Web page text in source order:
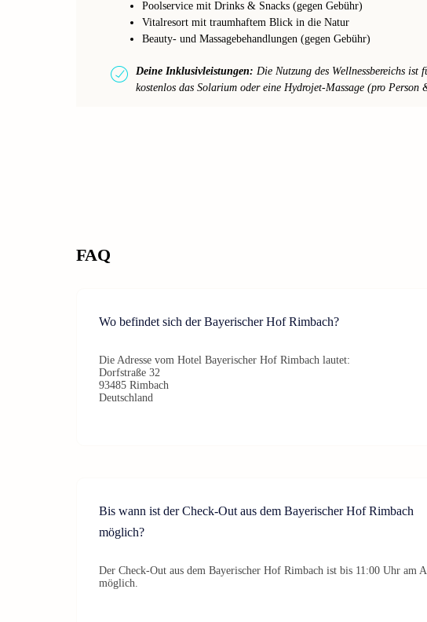
Poolservice mit Drinks & Snacks (gegen Gebühr)
Vitalresort mit traumhaftem Blick in die Natur
Beauty- und Massagebehandlungen (gegen Gebühr)
Deine Inklusivleistungen: Die Nutzung des Wellnessbereichs
kostenlos das Solarium oder eine Hydrojet-Massage (pro Person
FAQ
Wo befindet sich der Bayerischer Hof Rimbach?
Die Adresse vom Hotel Bayerischer Hof Rimbach lautet:
Dorfstraße 32
93485 Rimbach
Deutschland
Bis wann ist der Check-Out aus dem Bayerischer Hof Rimbach
möglich?
Der Check-Out aus dem Bayerischer Hof Rimbach ist bis 11:00 Uhr am
möglich.